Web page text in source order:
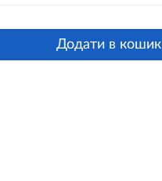
Додати в кошик